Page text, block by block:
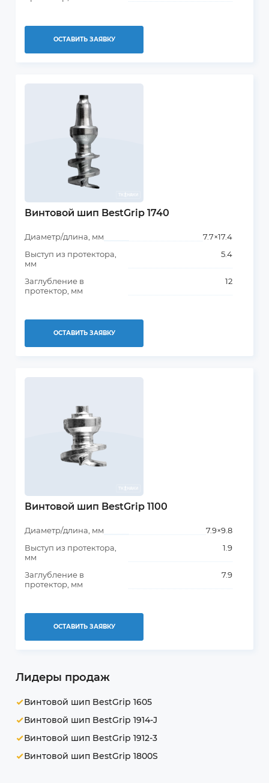
Лидеры продаж
Винтовой шип BestGrip 1605
Винтовой шип BestGrip 1914-J
Винтовой шип BestGrip 1912-3
Винтовой шип BestGrip 1800S
ОСТАВИТЬ ЗАЯВКУ
Винтовой шип BestGrip 1740
Диаметр/длина, мм
7.7×17.4
Выступ из протектора,
мм
5.4
Заглубление в
протектор, мм
12
ОСТАВИТЬ ЗАЯВКУ
Винтовой шип BestGrip 1100
Диаметр/длина, мм
7.9×9.8
Выступ из протектора,
мм
1.9
Заглубление в
протектор, мм
7.9
ОСТАВИТЬ ЗАЯВКУ